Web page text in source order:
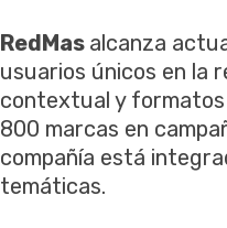
RedMas alcanza
usuarios únicos en la
contextual y formatos
800 marcas en
compañía está
temáticas.